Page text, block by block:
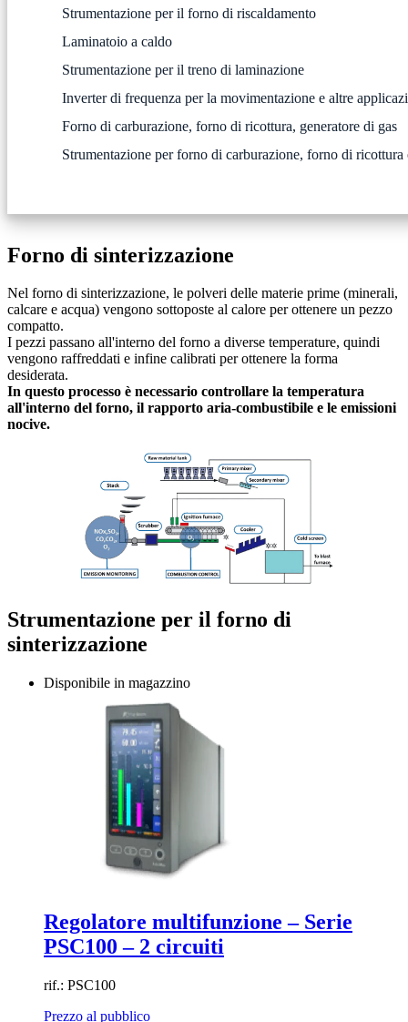
Strumentazione per il forno di riscaldamento
Laminatoio a caldo
Strumentazione per il treno di laminazione
Inverter di frequenza per la movimentazione e altre
Forno di carburazione, forno di ricottura, generatore di gas
Strumentazione per forno di carburazione, forno di ricottura
Forno di sinterizzazione
Nel forno di sinterizzazione, le polveri delle materie prime (minerali,
calcare e acqua) vengono sottoposte al calore per ottenere un pezzo
compatto.
I pezzi passano all'interno del forno a diverse temperature, quindi
vengono raffreddati e infine calibrati per ottenere la forma
desiderata.
In questo processo è necessario controllare la temperatura
all'interno del forno, il rapporto aria-combustibile e le emissioni
nocive.
Strumentazione per il forno di
sinterizzazione
Disponibile in magazzino
Regolatore multifunzione – Serie
PSC100 – 2 circuiti
rif.: PSC100
Prezzo al pubblico